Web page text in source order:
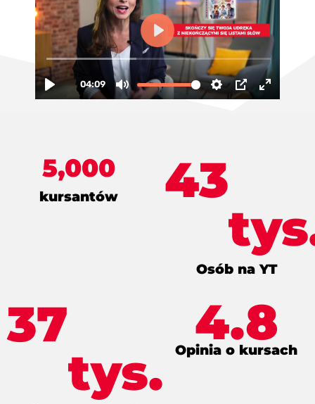
kursantów
5,000
Osób na YT
43
37
tys.
Opinia o kursach
4.8